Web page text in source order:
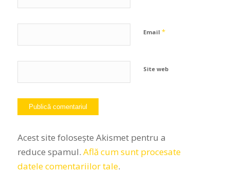
Email *
Site web
Acest site folosește Akismet pentru a
reduce spamul. Află cum sunt procesate
datele comentariilor tale.